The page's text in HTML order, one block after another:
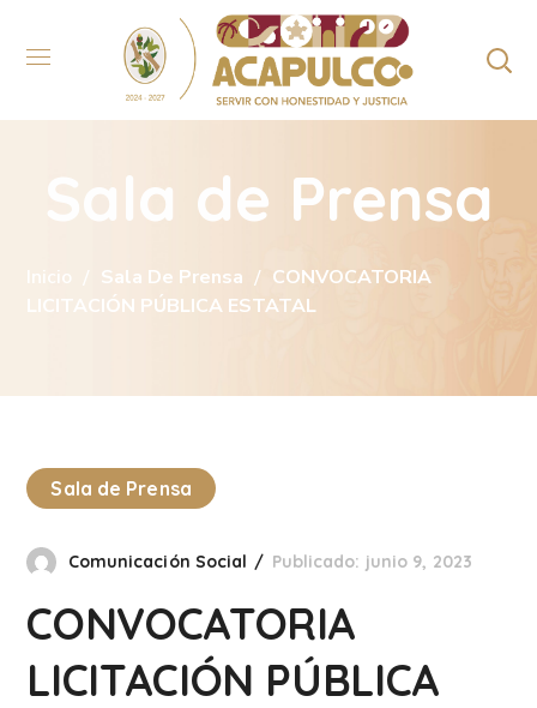
Sala de Prensa
Inicio Sala De Prensa
CONVOCATORIA
LICITACIÓN PÚBLICA ESTATAL
Sala de Prensa
Comunicación Social Publicado: junio 9, 2023
CONVOCATORIA
LICITACIÓN PÚBLICA